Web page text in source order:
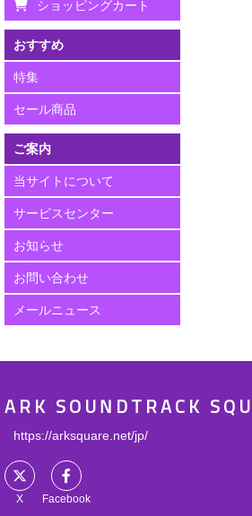
ショッピングカート
おすすめ
特集
セール商品
ご案内
当サイトについて
サービスセンター
お知らせ
お問い合わせ
メールニュース
ARK SOUNDTRACK
https://arksquare.net/jp/
X Facebook